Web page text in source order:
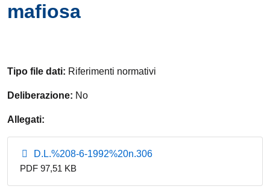
mafiosa
Tipo file dati: Riferimenti normativi
Deliberazione: No
Allegati:
D.L.%208-6-1992%20n.306
PDF 97,51 KB